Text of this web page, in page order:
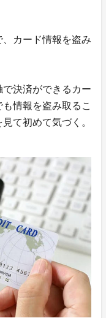
カード情報を盗み
決済ができるカー
情報を盗み取るこ
て初めて気づく。